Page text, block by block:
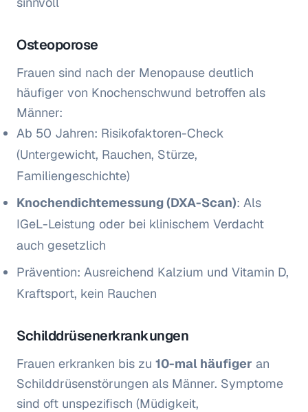
Osteoporose
Frauen sind nach der Menopause deutlich
häufiger von Knochenschwund betroffen als
Männer:
Ab 50 Jahren: Risikofaktoren-Check
(Untergewicht, Rauchen, Stürze,
Familiengeschichte)
Knochendichtemessung (DXA-Scan): Als
IGeL-Leistung oder bei klinischem Verdacht
auch gesetzlich
Prävention: Ausreichend Kalzium und Vitamin D,
Kraftsport, kein Rauchen
Schilddrüsenerkrankungen
Frauen erkranken bis zu 10-mal häufiger an
Schilddrüsenstörungen als Männer. Symptome
sind oft unspezifisch (Müdigkeit,